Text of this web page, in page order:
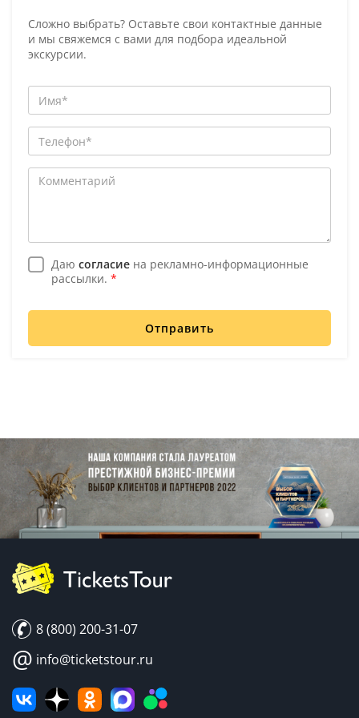
Сложно выбрать? Оставьте свои контактные данные
и мы свяжемся с вами для подбора идеальной
экскурсии.
Даю согласие на рекламно-информационные
рассылки. *
Отправить
8 (800) 200-31-07
@ info@ticketstour.ru